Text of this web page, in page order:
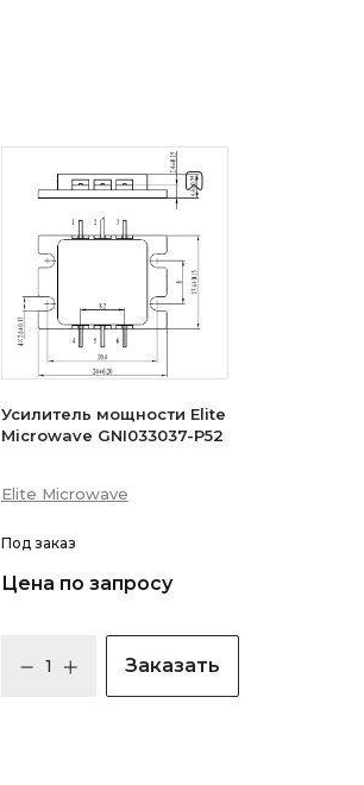
Усилитель мощности Elite
Microwave GNI033037-P52
Elite Microwave
Под заказ
Цена по запросу
Заказать